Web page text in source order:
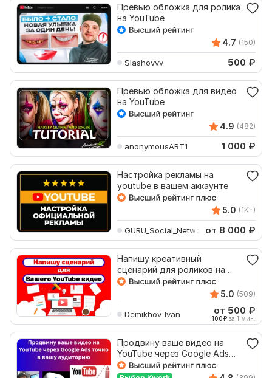
Превью обложка для ролика
на YouTube
4.7 (150)
Slashovvv 500 ₽
Превью обложка для видео
на YouTube
4.9 (482)
anonymousART1 1 000 ₽
Настройка рекламы на
youtube в вашем аккаунте
5.0 (1K+)
GURU_Social_Networkот 8 000 ₽
Напишу креативный
сценарий для роликов на
YouTube канал
5.0 (509)
Demikhov-Ivan от 500 ₽
100₽ за 1 мин.
Продвину ваше видео на
YouTube через Google Ads
точно в вашу аудиторию